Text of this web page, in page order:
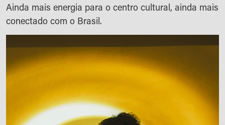
Ainda mais energia para o centro cultural, ainda mais
conectado com o Brasil.